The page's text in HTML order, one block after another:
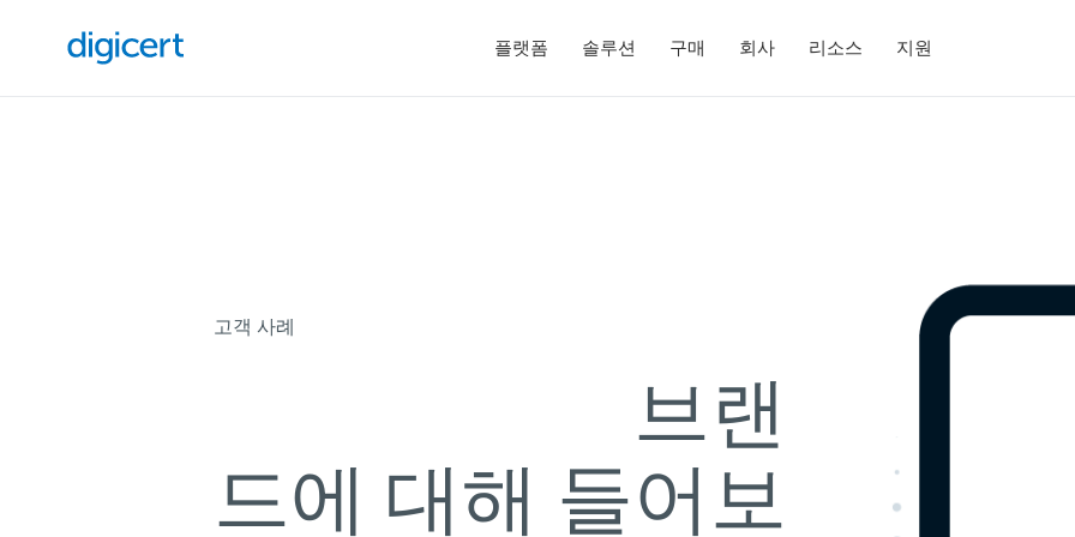
플랫폼 솔루션 구매 회사 리소스 지원
고객 사례
브랜
드에 대해 들어보